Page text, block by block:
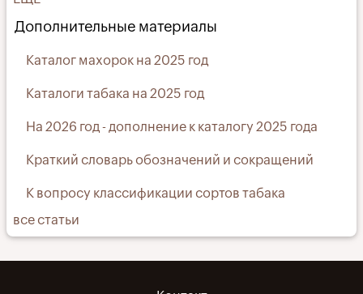
Дополнительные материалы
Каталог махорок на 2025 год
Каталоги табака на 2025 год
На 2026 год - дополнение к каталогу 2025 года
Краткий словарь обозначений и сокращений
К вопросу классификации сортов табака
все статьи